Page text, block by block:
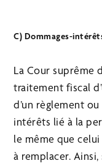
C) Dommages-
La Cour suprême
traitement fiscal
d’un règlement
intérêts lié à la
le même que
à remplacer.